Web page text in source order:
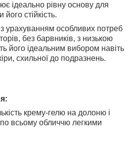
ідеально рівну основу для
стійкість.
урахуванням особливих потреб
без барвників, з низькою
його ідеальним вибором навіть
схильної до подразнень.
крему-гелю на долоню і
по всьому обличчю легкими